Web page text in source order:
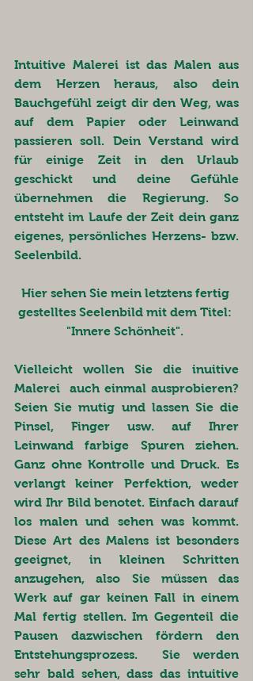
Intuitive Malerei ist das Malen aus
dem Herzen heraus, also dein
Bauchgefühl zeigt dir den Weg, was
auf dem Papier oder Leinwand
passieren soll. Dein Verstand wird
für einige Zeit in den Urlaub
geschickt und deine Gefühle
übernehmen die Regierung. So
entsteht im Laufe der Zeit dein ganz
eigenes, persönliches Herzens- bzw.
Seelenbild.
Hier sehen Sie mein letztens fertig
gestelltes Seelenbild mit dem Titel:
"Innere Schönheit".
Vielleicht wollen Sie die inuitive
Malerei  auch einmal ausprobieren?
Seien Sie mutig und lassen Sie die
Pinsel, Finger usw. auf Ihrer
Leinwand farbige Spuren ziehen.
Ganz ohne Kontrolle und Druck. Es
verlangt keiner Perfektion, weder
wird Ihr Bild benotet. Einfach darauf
los malen und sehen was kommt.
Diese Art des Malens ist besonders
geeignet, in kleinen Schritten
anzugehen, also Sie müssen das
Werk auf gar keinen Fall in einem
Mal fertig stellen. Im Gegenteil die
Pausen dazwischen fördern den
Entstehungsprozess.  Sie werden
sehr bald sehen, dass das intuitive